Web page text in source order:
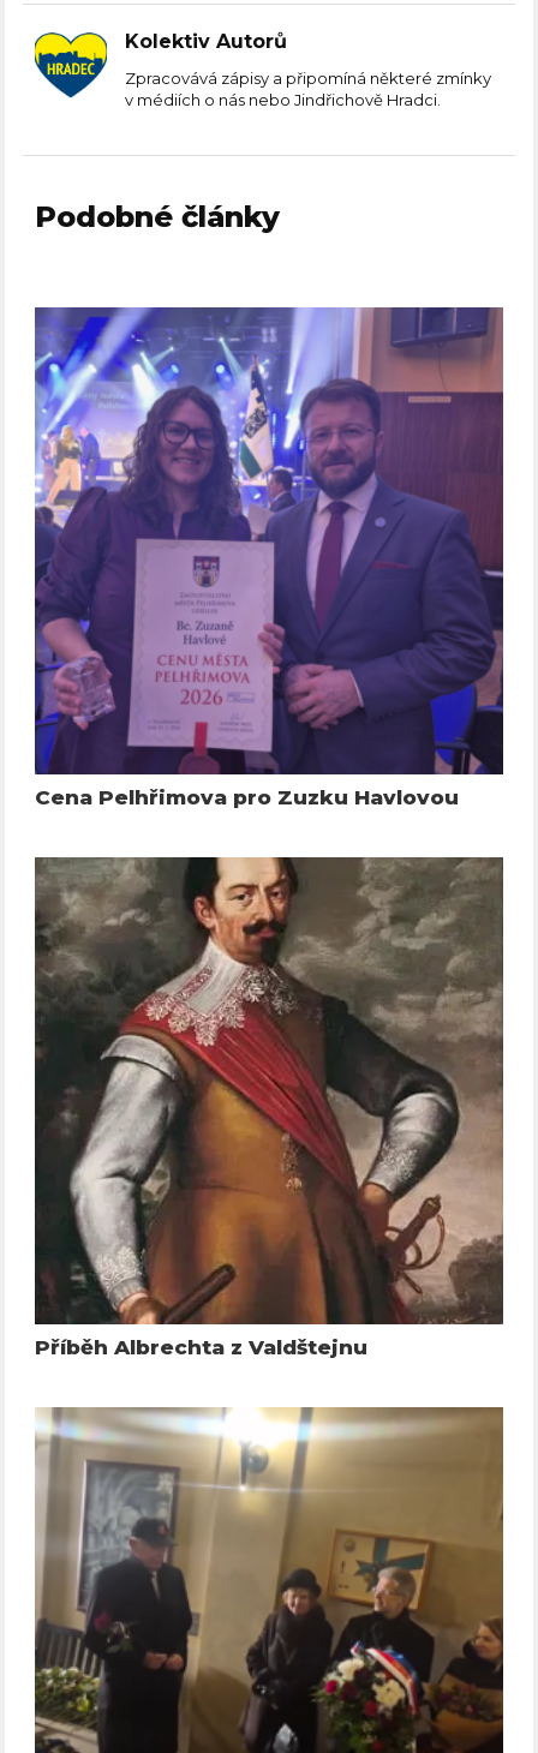
Kolektiv Autorů
Zpracovává zápisy a připomíná některé zmínky
v médiích o nás nebo Jindřichově Hradci.
Podobné články
Cena Pelhřimova pro Zuzku Havlovou
Příběh Albrechta z Valdštejnu